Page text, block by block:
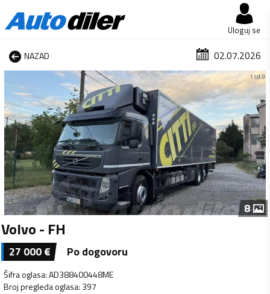
Uloguj se
NAZAD 02.07.2026
1 od 8
8
Volvo - FH
27 000€ Po dogovoru
Šifra oglasa:AD388400448ME
Broj pregleda oglasa: 397